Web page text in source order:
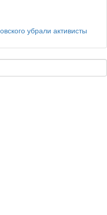
убрали активисты